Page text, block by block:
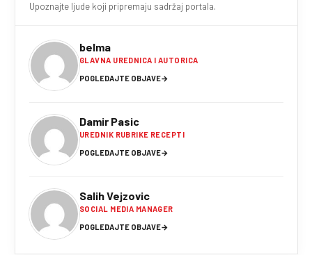
Upoznajte ljude koji pripremaju sadržaj portala.
belma
GLAVNA UREDNICA I AUTORICA
POGLEDAJTE OBJAVE→
Damir Pasic
UREDNIK RUBRIKE RECEPTI
POGLEDAJTE OBJAVE→
Salih Vejzovic
SOCIAL MEDIA MANAGER
POGLEDAJTE OBJAVE→